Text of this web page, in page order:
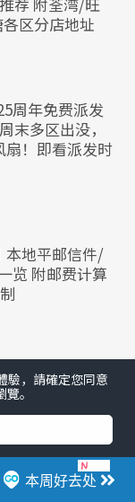
区分店地址
周年免费派发
末多区出没，
扇！即看派发时
本地平邮信件/
览 附邮费计算
龙寨城公园设
45分钟免费导
览
本周好去处
驗，請確定您同意
。